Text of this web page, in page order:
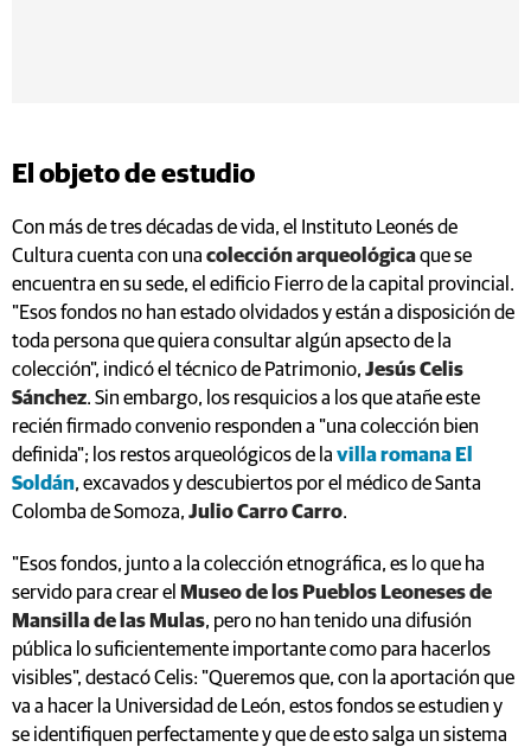
El objeto de estudio
Con más de tres décadas de vida, el Instituto Leonés de
Cultura cuenta con una colección arqueológicaque se
encuentra en su sede, el edificio Fierro de la capital provincial.
"Esos fondos no han estado olvidados y están a disposición de
toda persona que quiera consultar algún apsecto de la
colección", indicó el técnico de Patrimonio, Jesús Celis
Sánchez. Sin embargo, los resquicios a los que atañe este
recién firmado convenio responden a "una colección bien
definida"; los restos arqueológicos de la villa romana El
Soldán, excavados y descubiertos por el médico de Santa
Colomba de Somoza, Julio Carro Carro.
"Esos fondos, junto a la colección etnográfica, es lo que ha
servido para crear el Museo de los Pueblos Leoneses de
Mansilla de las Mulas, pero no han tenido una difusión
pública lo suficientemente importante como para hacerlos
visibles", destacó Celis: "Queremos que, con la aportación que
va a hacer la Universidad de León, estos fondos se estudien y
se identifiquen perfectamente y que de esto salga un sistema